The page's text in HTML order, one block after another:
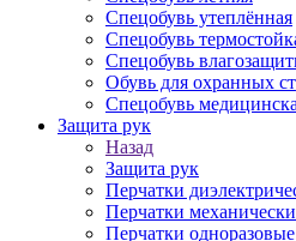
Спецобувь утеплённая
Спецобувь
Спецобувь
Обувь для охранных
Спецобувь
Защита рук
Назад
Защита рук
Перчатки
Перчатки
Перчатки одноразовые